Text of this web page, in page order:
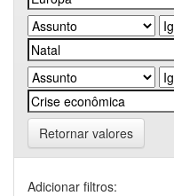
Retornar valores
Adicionar filtros: